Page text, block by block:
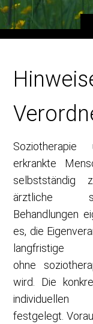
erkrankte
selbstständig
ärztliche
Behandlungen
es, die Eigen
ohne
wird. Die
festgelegt.